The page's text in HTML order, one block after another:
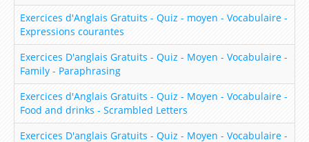
Parcours d'apprentissage sur les Nombres
Se présenter en anglais
Les Modaux en Anglais
Apprendre les noms des Animaux en Anglais
Parcours d'apprentissage sur le pluriel en Anglais
Ecrire la date en Anglais
Exercices d'Anglais Gratuits - Quiz - moyen - Vocabulaire -
Expressions courantes
Exercices D'anglais Gratuits - Quiz - Moyen - Vocabulaire -
Family - Paraphrasing
Exercices d'Anglais Gratuits - Quiz - Moyen - Vocabulaire -
Food and drinks - Scrambled Letters
Exercices D'anglais Gratuits - Quiz - Moyen - Vocabulaire -